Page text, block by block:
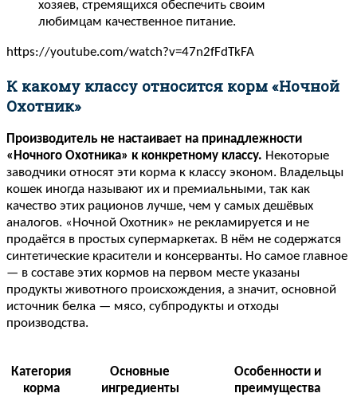
хозяев, стремящихся обеспечить своим
любимцам качественное питание.
https://youtube.com/watch?v=47n2fFdTkFA
К какому классу относится корм «Ночной
Охотник»
Производитель не настаивает на принадлежности
«Ночного Охотника» к конкретному классу. Некоторые
заводчики относят эти корма к классу эконом. Владельцы
кошек иногда называют их и премиальными, так как
качество этих рационов лучше, чем у самых дешёвых
аналогов. «Ночной Охотник» не рекламируется и не
продаётся в простых супермаркетах. В нём не содержатся
синтетические красители и консерванты. Но самое главное
— в составе этих кормов на первом месте указаны
продукты животного происхождения, а значит, основной
источник белка — мясо, субпродукты и отходы
производства.
Категория
корма
Основные
ингредиенты
Особенности и
преимущества